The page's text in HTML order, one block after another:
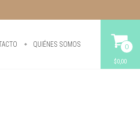
QUIÉNES SOMOS 0
$0,00